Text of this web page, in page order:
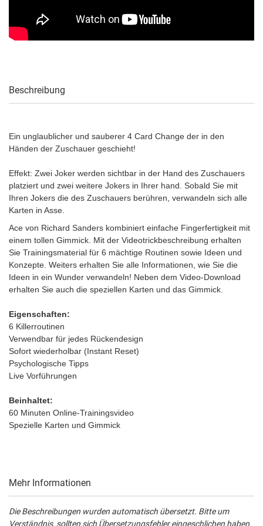
Beschreibung
Ein unglaublicher und sauberer 4 Card Change der in den
Händen der Zuschauer geschieht!
Effekt: Zwei Joker werden sichtbar in der Hand des Zuschauers
platziert und zwei weitere Jokers in Ihrer hand. Sobald Sie mit
Ihren Jokers die des Zuschauers berühren, verwandeln sich alle
Karten in Asse.
Ace von Richard Sanders kombiniert einfache Fingerfertigkeit mit
einem tollen Gimmick. Mit der Videotrickbeschreibung erhalten
Sie Trainingsmaterial für 6 mächtige Routinen sowie Ideen und
Konzepte. Weiters erhalten Sie alle Informationen, wie Sie die
Ideen in ein Wunder verwandeln! Neben dem Video-Download
erhalten Sie auch die speziellen Karten und das Gimmick.
Eigenschaften:
6 Killerroutinen
Verwendbar für jedes Rückendesign
Sofort wiederholbar (Instant Reset)
Psychologische Tipps
Live Vorführungen
Beinhaltet:
60 Minuten Online-Trainingsvideo
Spezielle Karten und Gimmick
Mehr Informationen
Die Beschreibungen wurden automatisch übersetzt. Bitte um
Verständnis, sollten sich Übersetzungsfehler eingeschlichen haben.